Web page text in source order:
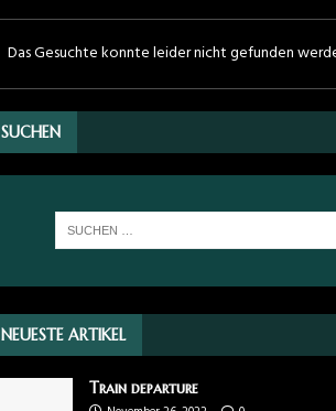
Das Gesuchte konnte leider nicht gefunden
SUCHEN
NEUESTE ARTIKEL
Train departure